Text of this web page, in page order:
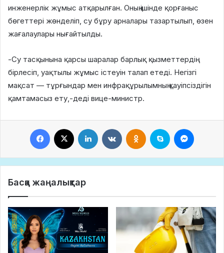
инженерлік жұмыс атқарылған. Оның ішінде қорғаныс
бөгеттері жөнделіп, су бұру арналары тазартылып, өзен
жағалаулары нығайтылды.
-Су тасқынына қарсы шаралар барлық қызметтердің
бірлесіп, уақтылы жұмыс істеуін талап етеді. Негізгі
мақсат — тұрғындар мен инфрақұрылымның қауіпсіздігін
қамтамасыз ету,-деді вице-министр.
Facebook LinkedIn VKontakteOdnoklassniki
Skype
Басқа жаңалықтар